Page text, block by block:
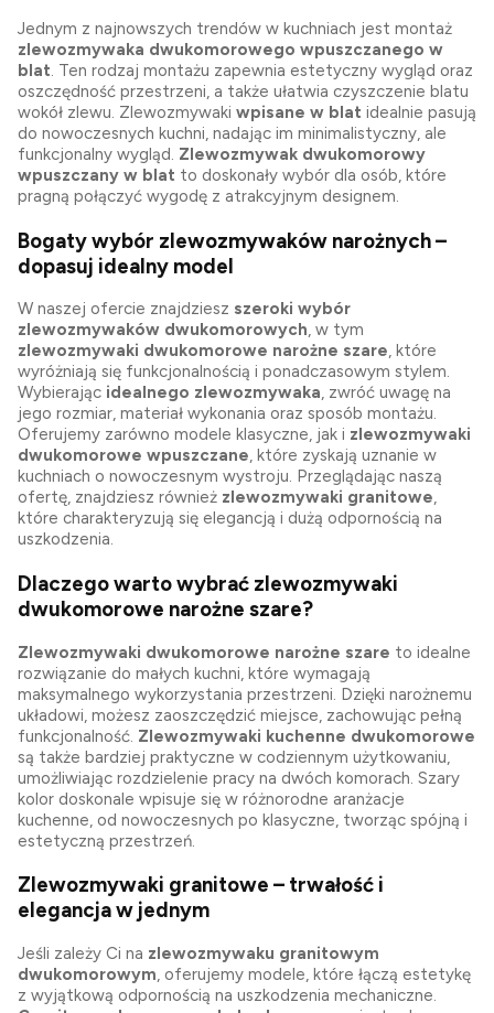
Jednym z najnowszych trendów w kuchniach jest montaż
zlewozmywaka dwukomorowego wpuszczanego w
blat. Ten rodzaj montażu zapewnia estetyczny wygląd oraz
oszczędność przestrzeni, a także ułatwia czyszczenie blatu
wokół zlewu. Zlewozmywaki wpisane w blat idealnie pasują
do nowoczesnych kuchni, nadając im minimalistyczny, ale
funkcjonalny wygląd. Zlewozmywak dwukomorowy
wpuszczany w blat to doskonały wybór dla osób, które
pragną połączyć wygodę z atrakcyjnym designem.
Bogaty wybór zlewozmywaków narożnych –
dopasuj idealny model
W naszej ofercie znajdziesz szeroki wybór
zlewozmywaków dwukomorowych, w tym
zlewozmywaki dwukomorowe narożne szare, które
wyróżniają się funkcjonalnością i ponadczasowym stylem.
Wybierając idealnego zlewozmywaka, zwróć uwagę na
jego rozmiar, materiał wykonania oraz sposób montażu.
Oferujemy zarówno modele klasyczne, jak i zlewozmywaki
dwukomorowe wpuszczane, które zyskają uznanie w
kuchniach o nowoczesnym wystroju. Przeglądając naszą
ofertę, znajdziesz również zlewozmywaki granitowe,
które charakteryzują się elegancją i dużą odpornością na
uszkodzenia.
Dlaczego warto wybrać zlewozmywaki
dwukomorowe narożne szare?
Zlewozmywaki dwukomorowe narożne szare to idealne
rozwiązanie do małych kuchni, które wymagają
maksymalnego wykorzystania przestrzeni. Dzięki narożnemu
układowi, możesz zaoszczędzić miejsce, zachowując pełną
funkcjonalność. Zlewozmywaki kuchenne dwukomorowe
są także bardziej praktyczne w codziennym użytkowaniu,
umożliwiając rozdzielenie pracy na dwóch komorach. Szary
kolor doskonale wpisuje się w różnorodne aranżacje
kuchenne, od nowoczesnych po klasyczne, tworząc spójną i
estetyczną przestrzeń.
Zlewozmywaki granitowe – trwałość i
elegancja w jednym
Jeśli zależy Ci na zlewozmywaku granitowym
dwukomorowym, oferujemy modele, które łączą estetykę
z wyjątkową odpornością na uszkodzenia mechaniczne.